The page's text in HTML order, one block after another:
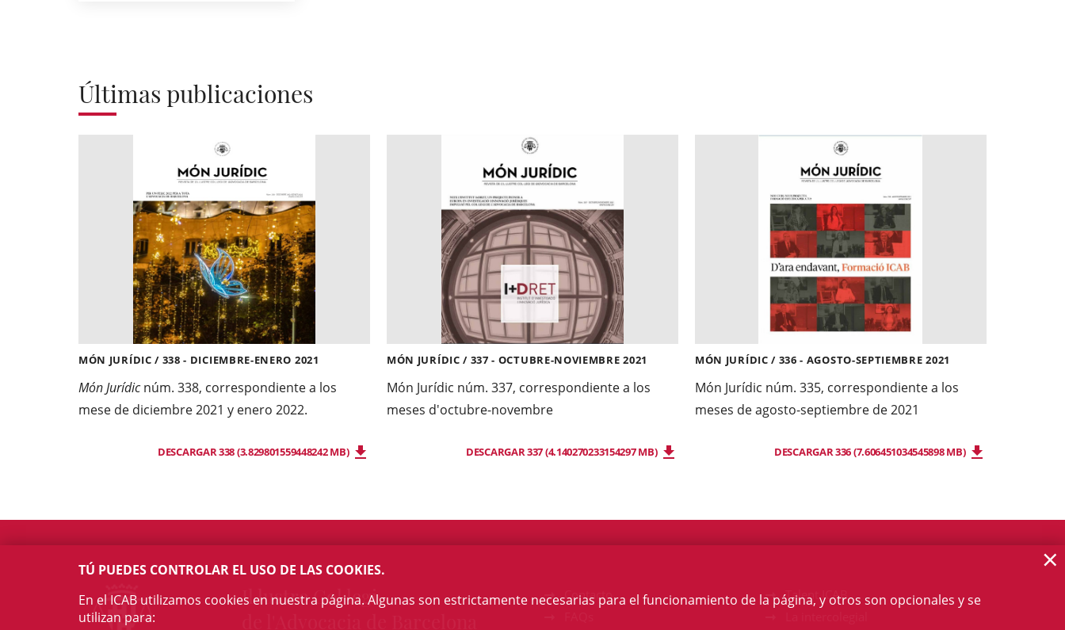
Últimas publicaciones
MÓN JURÍDIC / 338 - DICIEMBRE-ENERO 2021
Món Jurídicnúm. 338, correspondiente a los
mese de diciembre 2021 y enero 2022.
DESCARGAR 338 (3.829801559448242 MB)
MÓN JURÍDIC / 337 - OCTUBRE-NOVIEMBRE 2021
Món Jurídic núm. 337, correspondiente a los
meses d'octubre-novembre
DESCARGAR 337 (4.140270233154297 MB)
MÓN JURÍDIC / 336 - AGOSTO-SEPTIEMBRE 2021
Món Jurídic núm. 335, correspondiente a los
meses de agosto-septiembre de 2021
DESCARGAR 336 (7.606451034545898 MB)
Il·lustre Col·legi
Contacto
Talent ICAB
TÚ PUEDES CONTROLAR EL USO DE LAS COOKIES.
En el ICAB utilizamos cookies en nuestra página. Algunas son estrictamente necesarias para el funcionamiento de la página, y otros son opcionales y se
utilizan para:
×